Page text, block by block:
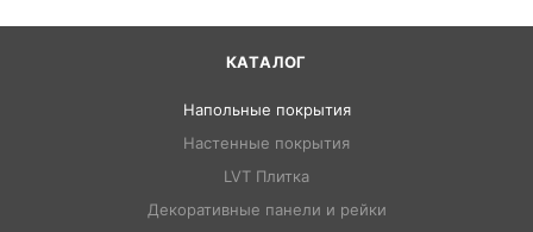
КАТАЛОГ
Напольные покрытия
Настенные покрытия
LVT Плитка
Декоративные панели и рейки